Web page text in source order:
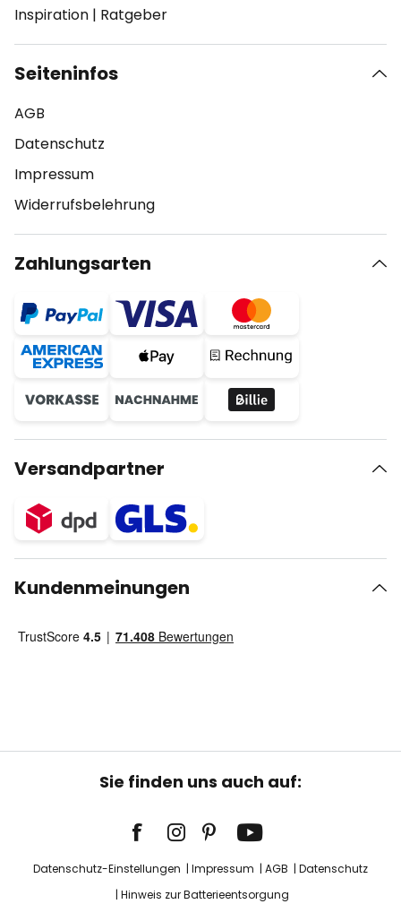
Inspiration | Ratgeber
Seiteninfos
AGB
Datenschutz
Impressum
Widerrufsbelehrung
Zahlungsarten
Versandpartner
Kundenmeinungen
Sie finden uns auch auf:
Datenschutz-Einstellungen Impressum AGB
Datenschutz
Hinweis zur Batterieentsorgung